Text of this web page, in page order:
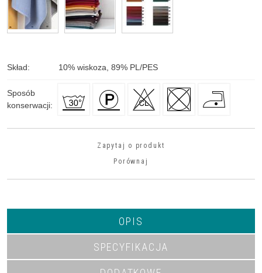
Skład: 10% wiskoza, 89% PL/PES
Sposób
konserwacji:
Zapytaj o produkt
Porównaj
OPIS
SPECYFIKACJA